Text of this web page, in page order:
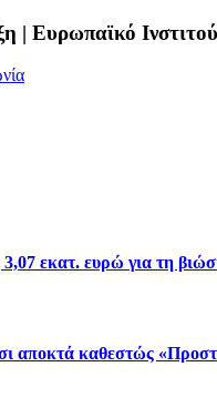
| Ευρωπαϊκό
εκατ. ευρώ για τη
αποκτά καθεστώς